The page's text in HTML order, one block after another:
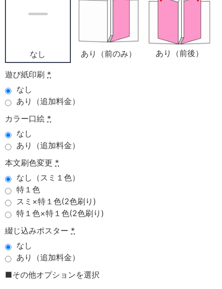
なし あり（前のみ） あり（前後）
遊び紙印刷 *
なし
あり（追加料金）
カラー口絵 *
なし
あり（追加料金）
本文刷色変更 *
なし（スミ１色）
特１色
スミ×特１色(2色刷り)
特１色×特１色(2色刷り)
綴じ込みポスター *
なし
あり（追加料金）
■その他オプションを選択